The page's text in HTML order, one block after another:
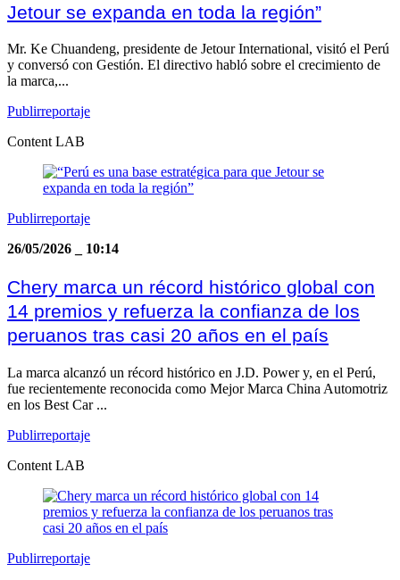
Jetour se expanda en toda la región”
Mr. Ke Chuandeng, presidente de Jetour International, visitó el Perú
y conversó con Gestión. El directivo habló sobre el crecimiento de
la marca,...
Publirreportaje
Content LAB
Publirreportaje
26/05/2026
10:14
Chery marca un récord histórico global con
14 premios y refuerza la confianza de los
peruanos tras casi 20 años en el país
La marca alcanzó un récord histórico en J.D. Power y, en el Perú,
fue recientemente reconocida como Mejor Marca China Automotriz
en los Best Car ...
Publirreportaje
Content LAB
Publirreportaje